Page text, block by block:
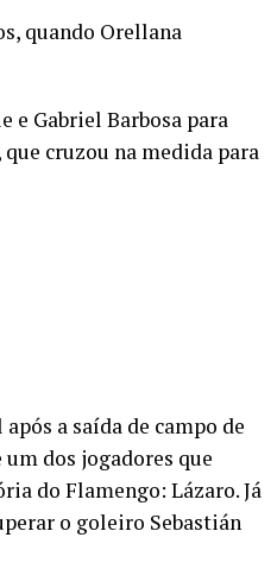
quando Orellana
e Gabriel Barbosa para
cruzou na medida para
a saída de campo de
dos jogadores que
do Flamengo: Lázaro. Já
o goleiro Sebastián